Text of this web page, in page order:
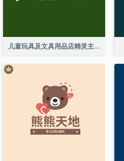
儿童玩具及文具用品店精灵主题标志设计